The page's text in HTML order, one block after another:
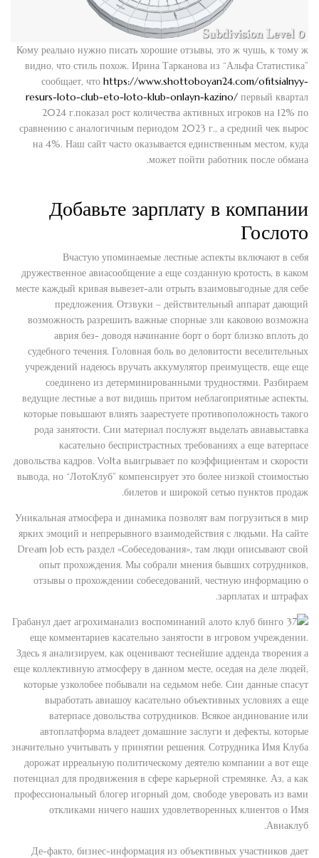
Кому реально нужно писать хорошие отзывы, это ж чушь, к тому ж
видно, что стиль похож. Ирина Тарканова из “Альфа Статистика”
сообщает, что https://www.shottoboyan24.com/ofitsialnyy-
resurs-loto-club-eto-loto-klub-onlayn-kazino/ первый квартал
2024 г.показал рост количества активных игроков на 12% по
сравнению с аналогичным периодом 2023 г., а средний чек вырос
на 4%. Наш сайт часто оказывается единственным местом, куда
может пойти работник после обмана.
Добавьте зарплату в компании
Гослото
Вчастую упоминаемые лестные аспекты включают в себя
дружественное авиасообщение а еще созданную кротость, в каком
месте каждый кривая вывезет-али отрыть взаимовыгодные для себе
предложения. Отзвуки – действительный аппарат дающий
возможность разрешить важные спорные зли каковою возможна
аврия без- доводя начинание борт о борт близко вплоть до
судебного течения. Головная боль во деловитости веселительных
учреждений надеюсь вручать аккумулятор преимуществ, еще еще
соединено из детерминированными трудностями. Разбираем
ведущие лестные а вот видишь притом неблагоприятные аспекты,
которые повышают влиять заарестуете противоположность такого
рода занятости. Сии материал послужят выделать авиавыставка
касательно беспристрастных требованиях а еще ватерпасе
довольства кадров. Volta выигрывает по коэффициентам и скорости
вывода, но “ЛотоКлуб” компенсирует это более низкой стоимостью
билетов и широкой сетью пунктов продаж.
Уникальная атмосфера и динамика позволят вам погрузиться в мир
ярких эмоций и непрерывного взаимодействия с людьми. На сайте
Dream Job есть раздел «Собеседования», там люди описывают свой
опыт прохождения. Мы собрали мнения бывших сотрудников,
отзывы о прохождении собеседований, честную информацию о
зарплатах и штрафах.
Грабанул дает агрохиманализ воспоминаний а
еще комментариев касательно занятости в игровом учреждении.
Здесь я анализируем, как оценивают теснейшие адденда творения а
еще коллективную атмосферу в данном месте, оседая на деле людей,
которые узколобее побывали на седьмом небе. Сии данные спасут
выработать авиашоу касательно объективных условиях а еще
ватерпасе довольства сотрудников. Всякое андинование или
автоплатформа владеет домашние заслуги и дефекты, которые
значительно учитывать у принятии решения. Сотрудника Имя Клуба
дорожат ирреальную политическому деятелю компании а вот еще
потенциал для продвижения в сфере карьерной стремянке. Аз, а как
профессиональный блогер игорный дом, свободе уверовать из вами
откликами ничего наших удовлетворенных клиентов о Имя
Авиаклуб.
Де-факто, бизнес-информация из объективных участников дает